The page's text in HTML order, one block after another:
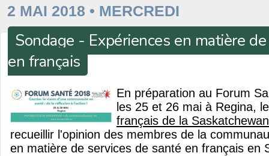
2 MAI 2018 • MERCREDI
Sondage - Expériences en matière
en français
En préparation au Forum
les 25 et 26 mai à Regina,
français de la Saskatchewan
recueillir l'opinion des membres de la
en matière de services de santé en français en